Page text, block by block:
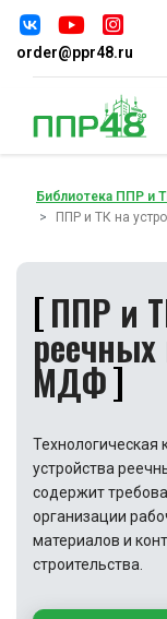
order@ppr48.ru
Библиотека ППР и
ППР и ТК на
ППР и
реечных
МДФ
Технологическая
устройства
содержит
организации
материалов и
строительства.